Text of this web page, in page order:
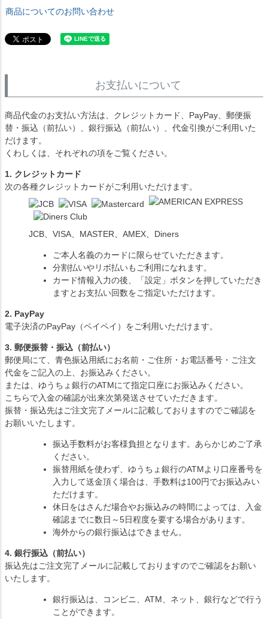
商品についてのお問い合わせ
お支払いについて
商品代金のお支払い方法は、クレジットカード、PayPay、郵便振
替・振込（前払い）、銀行振込（前払い）、代金引換がご利用いた
だけます。
くわしくは、それぞれの項をご覧ください。
1. クレジットカード
次の各種クレジットカードがご利用いただけます。
JCB、VISA、MASTER、AMEX、Diners
ご本人名義のカードに限らせていただきます。
分割払いやリボ払いもご利用になれます。
カード情報入力の後、「設定」ボタンを押していただき
ますとお支払い回数をご指定いただけます。
2. PayPay
電子決済のPayPay（ペイペイ）をご利用いただけます。
3. 郵便振替・振込（前払い）
郵便局にて、青色振込用紙にお名前・ご住所・お電話番号・ご注文
代金をご記入の上、お振込みください。
または、ゆうちょ銀行のATMにて指定口座にお振込みください。
こちらで入金の確認が出来次第発送させていただきます。
振替・振込先はご注文完了メールに記載しておりますのでご確認を
お願いいたします。
振込手数料がお客様負担となります。あらかじめご了承
ください。
振替用紙を使わず、ゆうちょ銀行のATMより口座番号を
入力して送金頂く場合は、手数料は100円でお振込みい
ただけます。
休日をはさんだ場合やお振込みの時間によっては、入金
確認までに数日～5日程度を要する場合があります。
海外からの銀行振込はできません。
4. 銀行振込（前払い）
振込先はご注文完了メールに記載しておりますのでご確認をお願い
いたします。
銀行振込は、コンビニ、ATM、ネット、銀行などで行う
ことができます。